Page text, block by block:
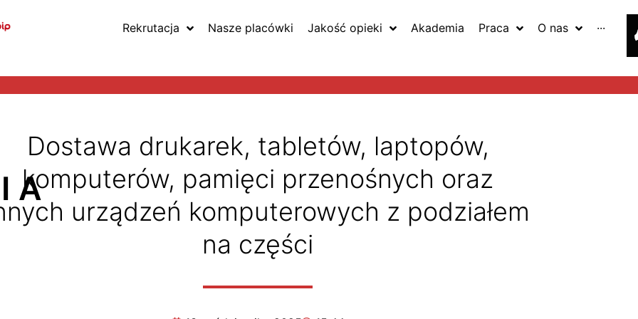
Rekrutacja Nasze placówki Jakość opieki Akademia Praca O nas ···
Dostawa drukarek, tabletów, laptopów,
komputerów, pamięci przenośnych oraz
urządzeń komputerowych z podziałem
na części